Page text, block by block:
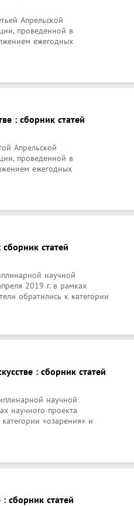
Апрельской
проведенной в
ежегодных
: сборник статей
Апрельской
проведенной в
ежегодных
статей
научной
2019 г. в рамках
обратились к категории
: сборник статей
научной
научного проекта
«озарения» и
сборник статей